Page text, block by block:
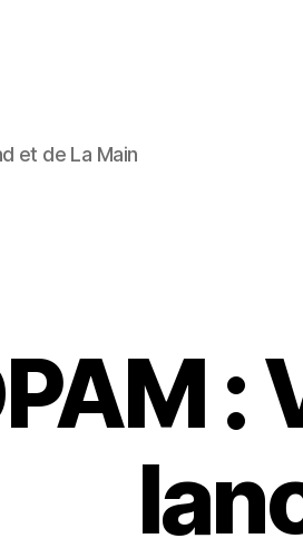
et de La Main
: